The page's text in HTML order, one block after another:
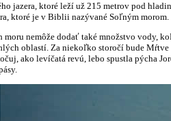
jazera, ktoré leží už 215 metrov pod
ktoré je v Biblii nazývané Soľným morom.
moru nemôže dodať také množstvo vody,
oblastí. Za niekoľko storočí bude
ako levíčatá revú, lebo spustla pýcha